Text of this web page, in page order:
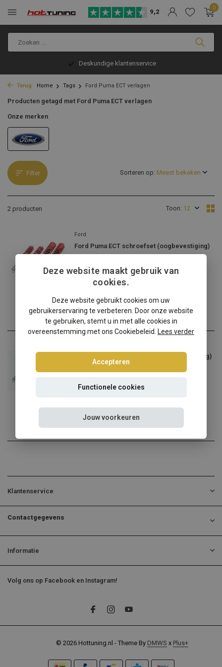
9,2
0
Deskundige klantenservice
Terug Home Tags Ford Puma ECT verlagen
Producten getagd met Ford Puma ECT verlagen
Onze merken
Filter
2 producten Toon:
Sorteren op:
Ford
Ford Puma ECT schroefset (oogbevestiging)
€444,95
Ford Puma ECT schroefset (vorkbevestiging)
Ford Puma ECT? Kies dan v...
€444,95
Klantenservice
Contactgegevens
Informatie
Volg ons op Facebook en Instagram!
© 2026 Hottuning.nl - Theme By DMWS x Plus+
Deze website maakt gebruik van
cookies.
Deze website gebruikt cookies om uw
gebruikerservaring te verbeteren. Door onze website
te gebruiken, stemt u in met alle cookies in
overeenstemming met ons Cookiebeleid.
Lees verder
Accepteren
Functionele cookies
Jouw voorkeuren